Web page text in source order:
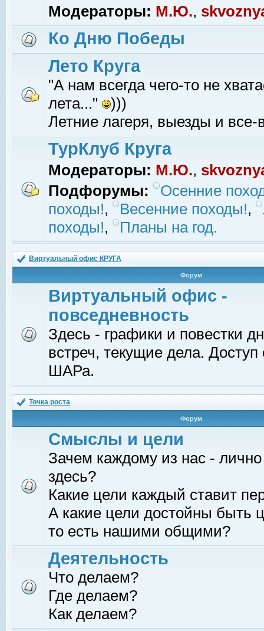
Модераторы: М.Ю.,
Ко Дню Победы
Лето Круга
"А нам всегда чего-то не
лета..."
)))
Летние лагеря, выезды и все-
ТурКлуб Круга
Модераторы: М.Ю.,
Подфорумы:
Осенние
походы!, Весенние походы!,
походы!, Планы на год.
Виртуальный офис КРУГА
Форум
Виртуальный офис -
повседневность
Здесь - графики и повестки
встреч, текущие дела.
ШАРа.
Точка роста
Форум
Смыслы и цели
Зачем каждому из нас -
здесь?
Какие цели каждый ставит
А какие цели достойны быть
то есть нашими общими?
Деятельность
Что делаем?
Где делаем?
Как делаем?